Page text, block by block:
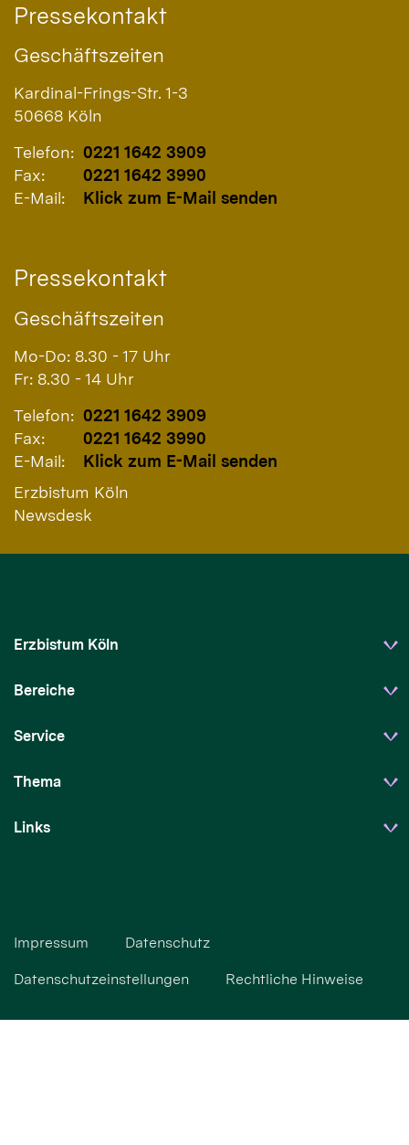
Pressekontakt
Geschäftszeiten
Kardinal-Frings-Str. 1-3
50668 Köln
Telefon: 0221 1642 3909
Fax:
0221 1642 3990
E-Mail:
Klick zum E-Mail senden
Pressekontakt
Geschäftszeiten
Mo-Do: 8.30 - 17 Uhr
Fr: 8.30 - 14 Uhr
Telefon: 0221 1642 3909
Fax:
0221 1642 3990
E-Mail:
Klick zum E-Mail senden
Erzbistum Köln
Newsdesk
Erzbistum Köln
Bereiche
Service
Thema
Links
Impressum Datenschutz
Datenschutzeinstellungen Rechtliche Hinweise